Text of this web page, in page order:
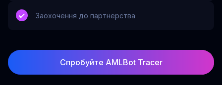
Заохочення до партнерства
Спробуйте AMLBot Tracer